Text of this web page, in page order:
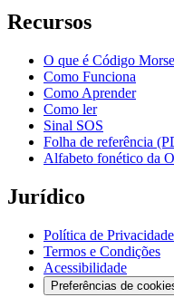
Recursos
O que é Código
Como Funciona
Como Aprender
Como ler
Sinal SOS
Folha de referência
Alfabeto fonético da
Jurídico
Política de Privacidade
Termos e Condições
Acessibilidade
Preferências de